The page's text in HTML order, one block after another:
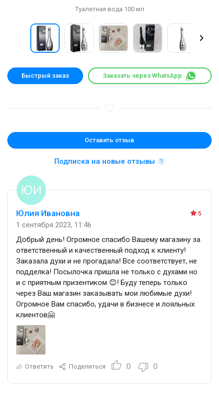
Туалетная вода 100 мл
Быстрый заказ Заказать через WhatsApp
Оставить отзыв
Подписка на новые отзывы
5
Юлия Ивановна
1 сентября 2023, 11:46
Добрый день! Огромное спасибо Вашему магазину за
ответственный и качественный подход к клиенту!
Заказала духи и не прогадала! Все соответствует, не
подделка! Посылочка пришла не только с духами но
и с приятным призентиком 😊! Буду теперь только
через Ваш магазин заказывать мои любимые духи!
Огромное Вам спасибо, удачи в бизнесе и лояльных
клиентов🤗
Ответить Поделиться 0 0